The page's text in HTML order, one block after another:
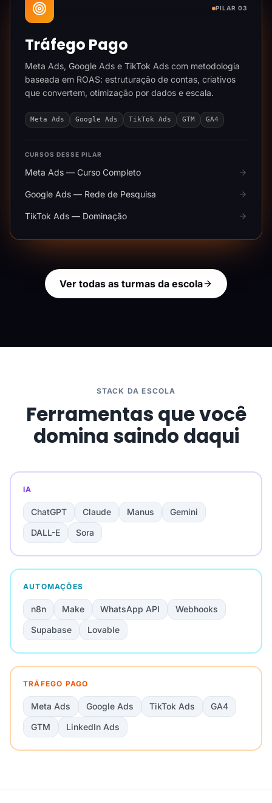
PILAR 03
Tráfego Pago
Meta Ads, Google Ads e TikTok Ads com metodologia
baseada em ROAS: estruturação de contas, criativos
que convertem, otimização por dados e escala.
Meta Ads Google Ads TikTok Ads GTM GA4
CURSOS DESSE PILAR
Meta Ads — Curso Completo
Google Ads — Rede de Pesquisa
TikTok Ads — Dominação
Ver todas as turmas da escola
STACK DA ESCOLA
Ferramentas que você
domina saindo daqui
IA
ChatGPT Claude Manus
Gemini
DALL-E
Sora
AUTOMAÇÕES
n8n Make WhatsApp API
Webhooks
Supabase
Lovable
TRÁFEGO PAGO
Meta Ads Google Ads TikTok Ads
GA4
GTM
LinkedIn Ads